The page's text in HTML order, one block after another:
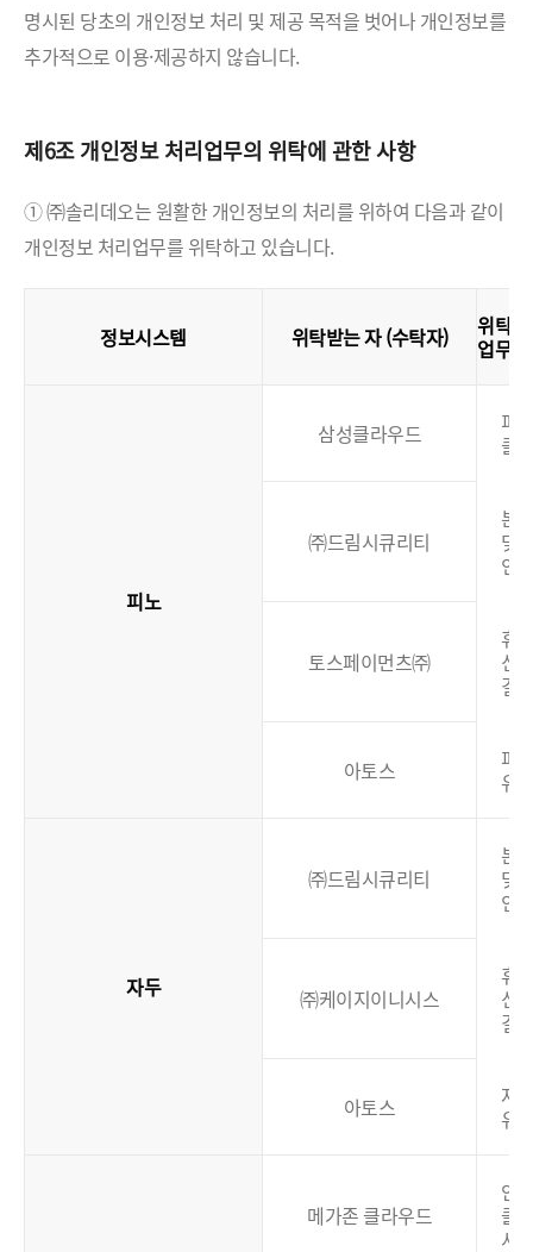
명시된 당초의 개인정보 처리 및 제공 목적을 벗어나 개인정보를
추가적으로 이용·제공하지 않습니다.
제6조 개인정보 처리업무의 위탁에 관한 사항
① ㈜솔리데오는 원활한 개인정보의 처리를 위하여 다음과 같이
개인정보 처리업무를 위탁하고 있습니다.
정보시스템 위탁받는 자 (수탁자)
위탁
업무
피노
삼성클라우드
피
클
㈜드림시큐리티
본
및
인
토스페이먼츠㈜
휴
신
결
아토스
피
유
자두
㈜드림시큐리티
본
및
인
㈜케이지이니시스
휴
신
결
아토스
자
유
메가존 클라우드
안
클
서